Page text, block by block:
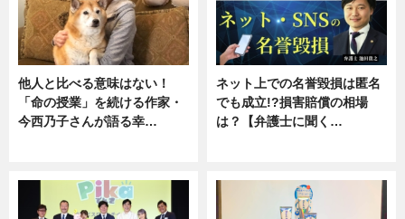
他人と比べる意味はない！
「命の授業」を続ける作家・
今西乃子さんが語る幸…
ネット上での名誉毀損は匿名
でも成立!?損害賠償の相場
は？【弁護士に聞く…